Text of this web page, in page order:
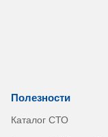
Полезности
Каталог СТО